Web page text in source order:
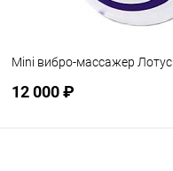
Mini вибро-массажер Лотус
12 000 ₽